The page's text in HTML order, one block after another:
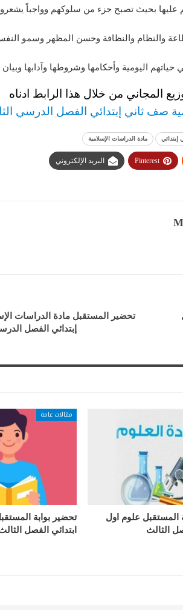
عليها بحيث تصبح جزء من سلوكهم وواجباً
والنظام والنظافة وحسن المظهر وسمو
اليومية وأحكامها وشروطها وآدابها
المجاني من خلال هذا الرابط ادناه
ثاني إبتدائي الفصل الدرسي الثاني
مادة الدراسات الإسلامية
Pinterest البريد الإلكتروني
تحضير المستقبل مادة الدراسات
إبتدائي الفصل الدرسي
المستقبل علوم اول
الثالث
مقالات عامة
تحضير بوابة
ابتدائي الفصل